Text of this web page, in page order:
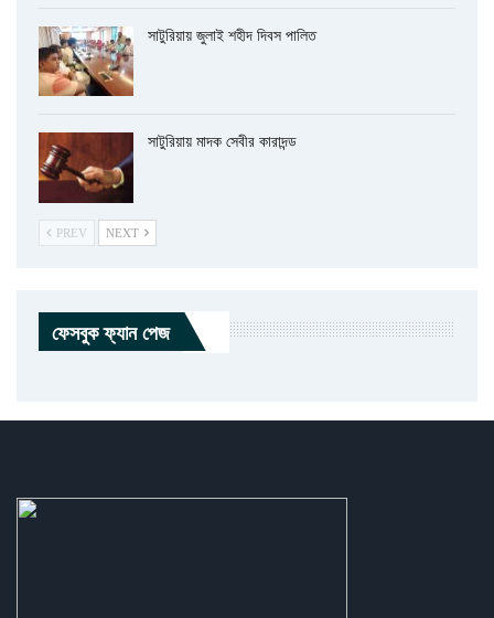
সাটুরিয়ায় জুলাই শহীদ দিবস পালিত
সাটুরিয়ায় মাদক সেবীর কারাদন্ড
PREV NEXT
ফেসবুক ফ্যান পেজ